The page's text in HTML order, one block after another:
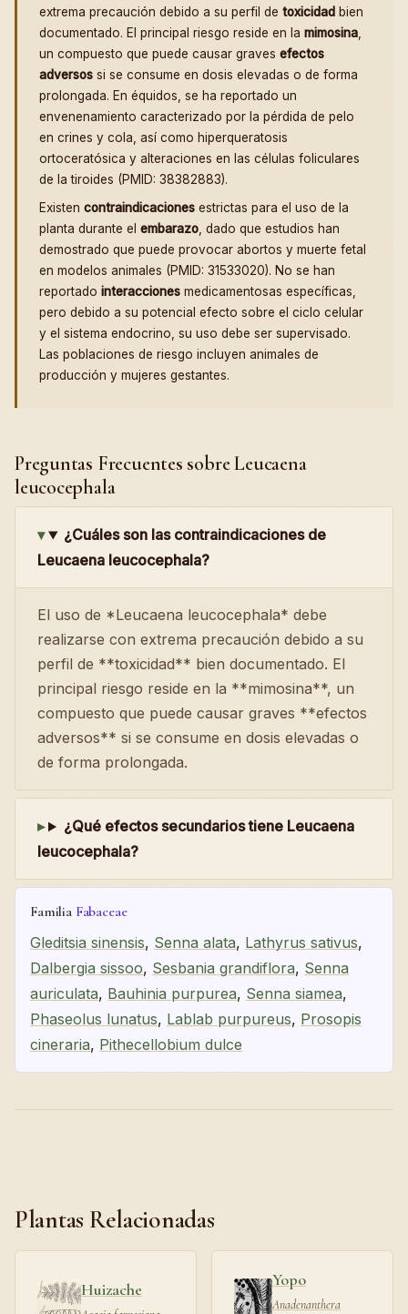
extrema precaución debido a su perfil de toxicidad bien
documentado. El principal riesgo reside en la mimosina,
un compuesto que puede causar graves efectos
adversos si se consume en dosis elevadas o de forma
prolongada. En équidos, se ha reportado un
envenenamiento caracterizado por la pérdida de pelo
en crines y cola, así como hiperqueratosis
ortoceratósica y alteraciones en las células foliculares
de la tiroides (PMID: 38382883).
Existen contraindicaciones estrictas para el uso de la
planta durante el embarazo, dado que estudios han
demostrado que puede provocar abortos y muerte fetal
en modelos animales (PMID: 31533020). No se han
reportado interacciones medicamentosas específicas,
pero debido a su potencial efecto sobre el ciclo celular
y el sistema endocrino, su uso debe ser supervisado.
Las poblaciones de riesgo incluyen animales de
producción y mujeres gestantes.
Preguntas Frecuentes sobre Leucaena
leucocephala
¿Cuáles son las contraindicaciones de
Leucaena leucocephala?
El uso de *Leucaena leucocephala* debe
realizarse con extrema precaución debido a su
perfil de **toxicidad** bien documentado. El
principal riesgo reside en la **mimosina**, un
compuesto que puede causar graves **efectos
adversos** si se consume en dosis elevadas o
de forma prolongada.
¿Qué efectos secundarios tiene Leucaena
leucocephala?
Familia Fabaceae
Gleditsia sinensis, Senna alata, Lathyrus sativus,
Dalbergia sissoo, Sesbania grandiflora, Senna
auriculata, Bauhinia purpurea, Senna siamea,
Phaseolus lunatus, Lablab purpureus, Prosopis
cineraria, Pithecellobium dulce
Plantas Relacionadas
Huizache
Yopo
Anadenanthera